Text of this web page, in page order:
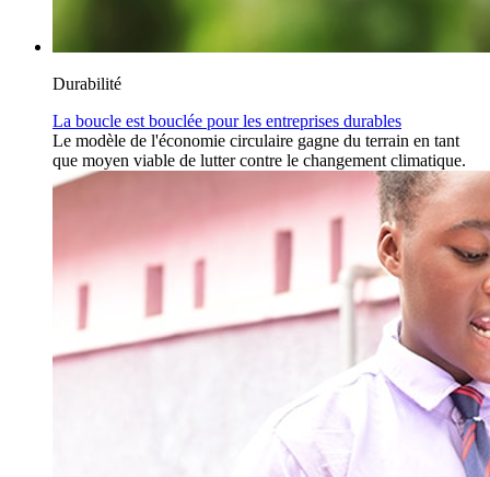
Durabilité
La boucle est bouclée pour les entreprises durables
Le modèle de l'économie circulaire gagne du terrain en tant
que moyen viable de lutter contre le changement climatique.